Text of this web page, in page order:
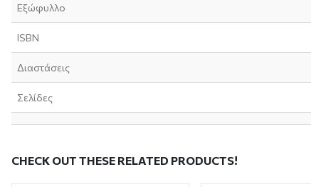
Εξώφυλλο
ISBN
Διαστάσεις
Σελίδες
CHECK OUT THESE RELATED PRODUCTS!